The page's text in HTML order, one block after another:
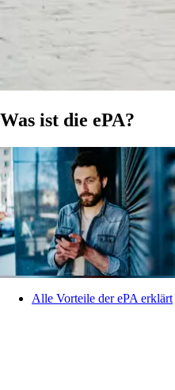
Was ist die ePA?
Alle Vorteile der ePA erklärt